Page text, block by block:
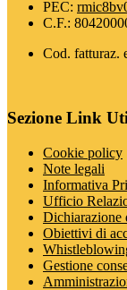
PEC:
C.F.:
Cod. fatturaz.
Sezione Link
Cookie policy
Note legali
Informativa
Ufficio
Dichiarazione
Obiettivi di
Gestione